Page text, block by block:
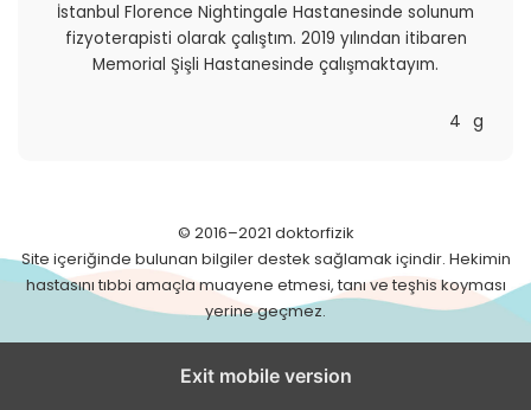
İstanbul Florence Nightingale Hastanesinde solunum
fizyoterapisti olarak çalıştım. 2019 yılından itibaren
Memorial Şişli Hastanesinde çalışmaktayım.
© 2016–2021 doktorfizik
Site içeriğinde bulunan bilgiler destek sağlamak içindir. Hekimin
hastasını tıbbi amaçla muayene etmesi, tanı ve teşhis koyması
yerine geçmez.
Exit mobile version